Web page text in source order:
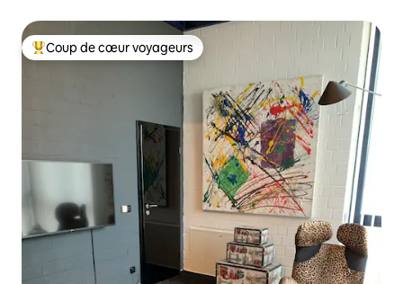
Coups de cœur voyageurs les plus appréciés
Coup de cœur voyageurs